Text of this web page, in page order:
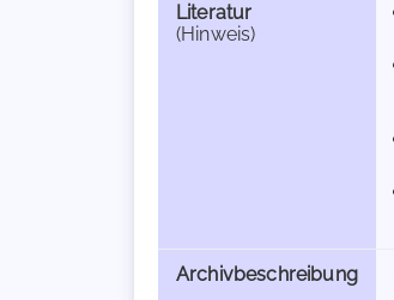
Literatur
(Hinweis)
Archivbeschreibung